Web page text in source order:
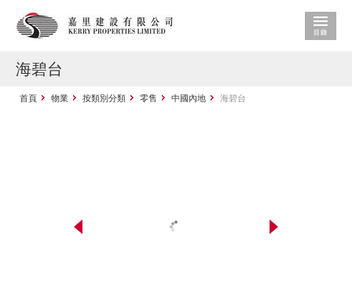
海碧台
首頁 物業 按類別分類 零售 中國內地 海碧台